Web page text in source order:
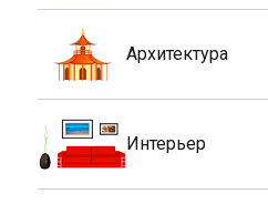
Архитектура
Интерьер